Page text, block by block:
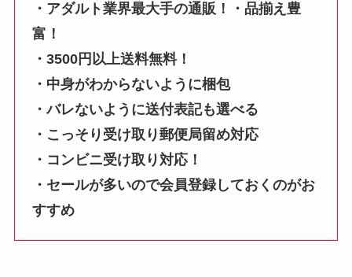
・アダルト業界最大手の通販！・品揃え豊
富！
・3500円以上送料無料！
・中身がわからないように梱包
・バレないように送付表記も選べる
・こっそり受け取り郵便局留め対応
・コンビニ受け取り対応！
・セールが多いので会員登録しておくのがお
すすめ